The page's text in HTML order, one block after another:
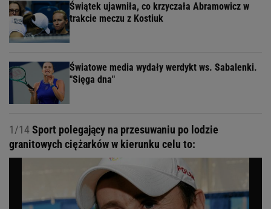
Świątek ujawniła, co krzyczała Abramowicz w
trakcie meczu z Kostiuk
Światowe media wydały werdykt ws. Sabalenki.
"Sięga dna"
1/14Sport polegający na przesuwaniu po lodzie
granitowych ciężarków w kierunku celu to: